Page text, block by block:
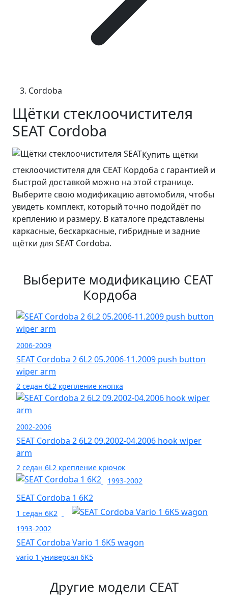
Cordoba
Щётки стеклоочистителя
SEAT Cordoba
Купить щётки
стеклоочистителя для СЕАТ Кордоба с гарантией и
быстрой доставкой можно на этой странице.
Выберите свою модификацию автомобиля, чтобы
увидеть комплект, который точно подойдёт по
креплению и размеру. В каталоге представлены
каркасные, бескаркасные, гибридные и задние
щётки для SEAT Cordoba.
Выберите модификацию СЕАТ
Кордоба
2006-2009
SEAT Cordoba 2 6L2 05.2006-11.2009 push button
wiper arm
2 седан 6L2 крепление кнопка
2002-2006
SEAT Cordoba 2 6L2 09.2002-04.2006 hook wiper
arm
2 седан 6L2 крепление крючок
1993-2002
SEAT Cordoba 1 6K2
1 седан 6K2
1993-2002
SEAT Cordoba Vario 1 6K5 wagon
vario 1 универсал 6K5
Другие модели СЕАТ